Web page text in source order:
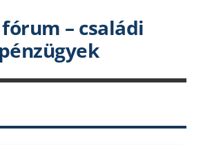
– családi
pénzügyek